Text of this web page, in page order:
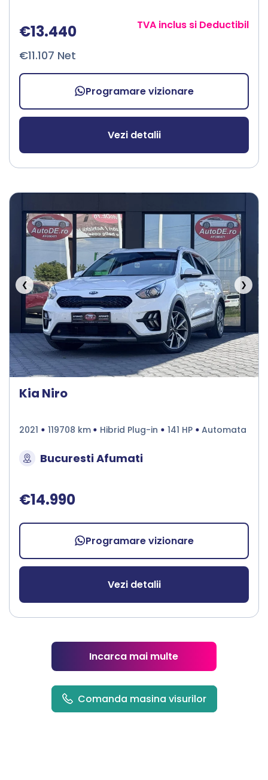
€13.440
€11.107 Net
TVA inclus si Deductibil
Programare vizionare
Vezi detalii
❮ ❯
Kia Niro
2021 119708 km Hibrid Plug-in 141 HP Automata
Bucuresti Afumati
€14.990
Programare vizionare
Vezi detalii
Incarca mai multe
Comanda masina visurilor